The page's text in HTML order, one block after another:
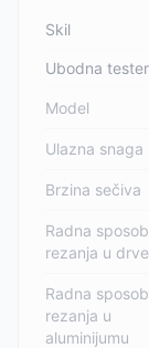
Skil
Ubodna
Model
Ulazna snaga
Brzina sečiva
Radna
rezanja u
Radna
rezanja u
aluminijumu